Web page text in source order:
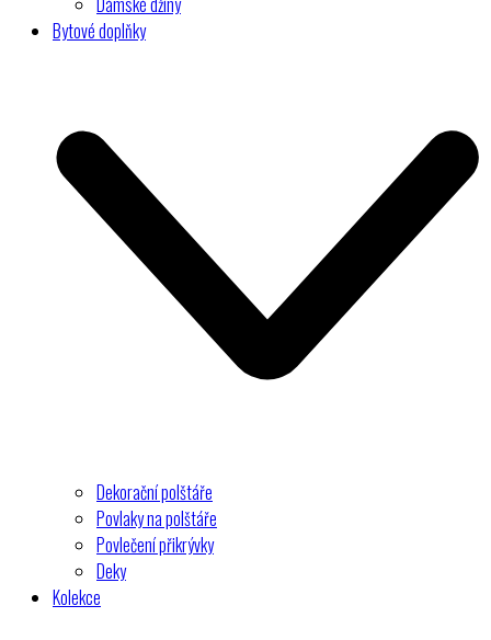
Bytové doplňky
Dekorační polštáře
Povlaky na polštáře
Povlečení přikrývky
Deky
Kolekce